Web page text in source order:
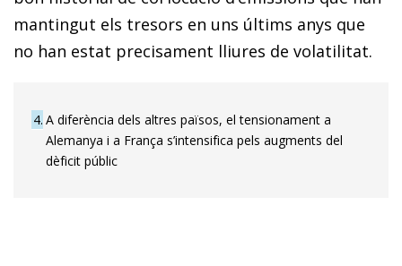
mantingut els tresors en uns últims anys que
no han estat precisament lliures de volatilitat.
4 A diferència dels altres països, el tensionament a
Alemanya i a França s’intensifica pels augments del
dèficit públic